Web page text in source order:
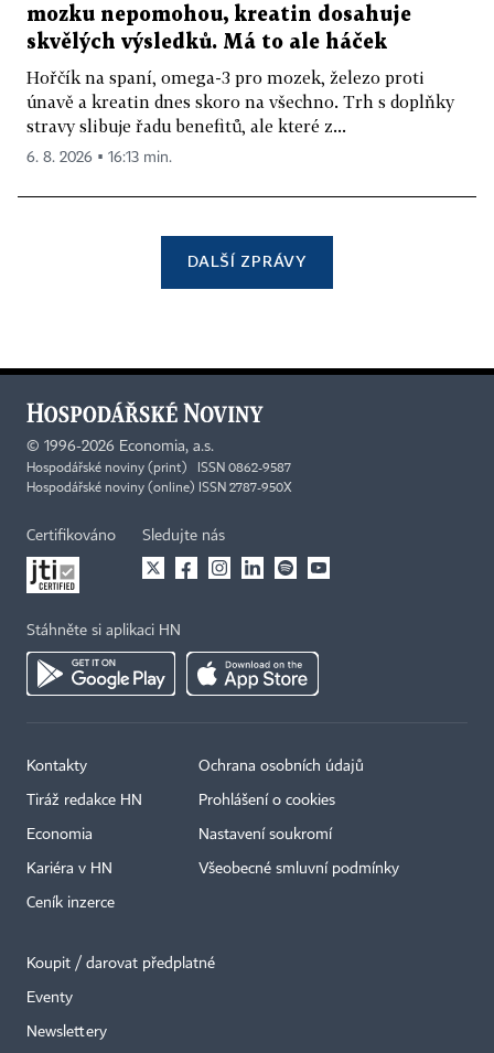
mozku nepomohou, kreatin dosahuje
skvělých výsledků. Má to ale háček
Hořčík na spaní, omega-3 pro mozek, železo proti
únavě a kreatin dnes skoro na všechno. Trh s doplňky
stravy slibuje řadu benefitů, ale které z...
6. 8. 2026 ▪ 16:13 min.
DALŠÍ ZPRÁVY
© 1996-2026 Economia, a.s.
Hospodářské noviny (print) ISSN 0862-9587
Hospodářské noviny (online) ISSN 2787-950X
Certifikováno Sledujte nás
Stáhněte si aplikaci HN
Kontakty
Tiráž redakce HN
Economia
Kariéra v HN
Ceník inzerce
Ochrana osobních údajů
Prohlášení o cookies
Nastavení soukromí
Všeobecné smluvní podmínky
Koupit / darovat předplatné
Eventy
Newslettery